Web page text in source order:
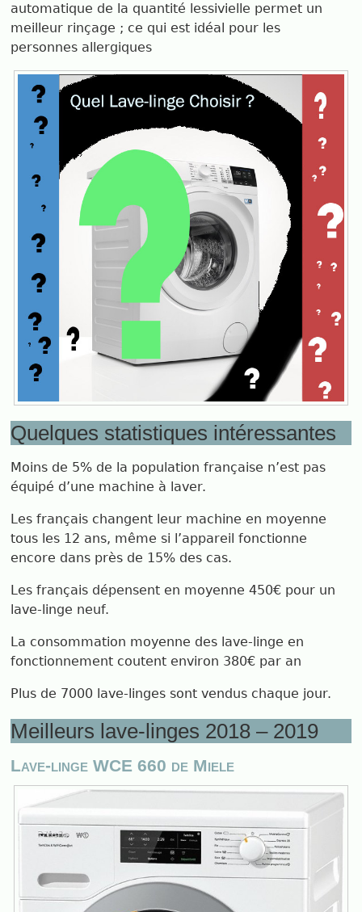
automatique de la quantité lessivielle permet un
meilleur rinçage ; ce qui est idéal pour les
personnes allergiques
Quelques statistiques intéressantes
Moins de 5% de la population française n’est pas
équipé d’une machine à laver.
Les français changent leur machine en moyenne
tous les 12 ans, même si l’appareil fonctionne
encore dans près de 15% des cas.
Les français dépensent en moyenne 450€ pour un
lave-linge neuf.
La consommation moyenne des lave-linge en
fonctionnement coutent environ 380€ par an
Plus de 7000 lave-linges sont vendus chaque jour.
Meilleurs lave-linges 2018 – 2019
Lave-linge WCE 660 de Miele